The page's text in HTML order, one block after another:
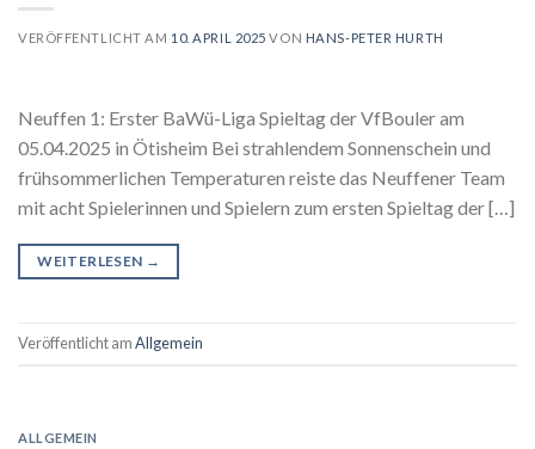
VERÖFFENTLICHT AM 10. APRIL 2025 VON HANS-PETER HURTH
Neuffen 1: Erster BaWü-Liga Spieltag der VfBouler am
05.04.2025 in Ötisheim Bei strahlendem Sonnenschein und
frühsommerlichen Temperaturen reiste das Neuffener Team
mit acht Spielerinnen und Spielern zum ersten Spieltag der […]
WEITERLESEN →
Veröffentlicht amAllgemein
ALLGEMEIN